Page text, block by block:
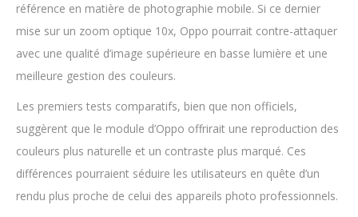
référence en matière de photographie mobile. Si ce dernier
mise sur un zoom optique 10x, Oppo pourrait contre-attaquer
avec une qualité d’image supérieure en basse lumière et une
meilleure gestion des couleurs.
Les premiers tests comparatifs, bien que non officiels,
suggèrent que le module d’Oppo offrirait une reproduction des
couleurs plus naturelle et un contraste plus marqué. Ces
différences pourraient séduire les utilisateurs en quête d’un
rendu plus proche de celui des appareils photo professionnels.